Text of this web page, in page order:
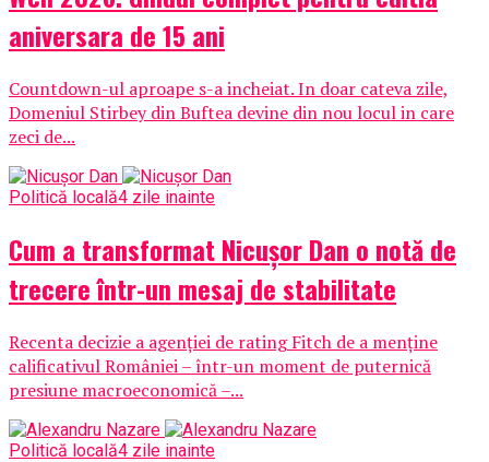
aniversara de 15 ani
Countdown-ul aproape s-a incheiat. In doar cateva zile,
Domeniul Stirbey din Buftea devine din nou locul in care
zeci de...
Politică locală4 zile inainte
Cum a transformat Nicușor Dan o notă de
trecere într-un mesaj de stabilitate
Recenta decizie a agenției de rating Fitch de a menține
calificativul României – într-un moment de puternică
presiune macroeconomică –...
Politică locală4 zile inainte